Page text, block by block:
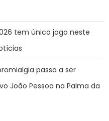
tem único jogo neste
passa a ser
João Pessoa na Palma da